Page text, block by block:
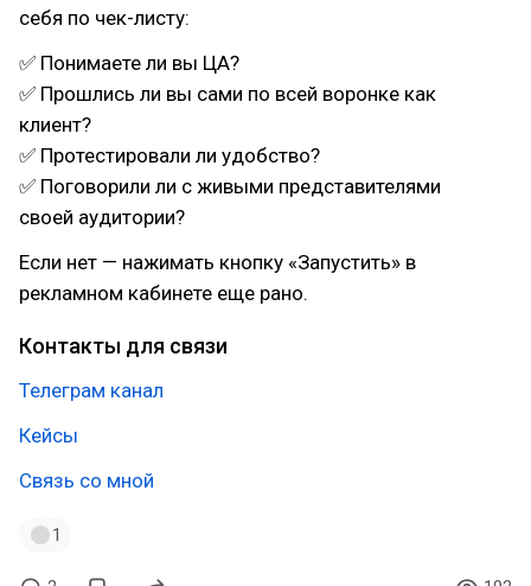
себя по чек-листу:
✅ Понимаете ли вы ЦА?
✅ Прошлись ли вы сами по всей воронке как
клиент?
✅ Протестировали ли удобство?
✅ Поговорили ли с живыми представителями
своей аудитории?
Если нет — нажимать кнопку «Запустить» в
рекламном кабинете еще рано.
Контакты для связи
Телеграм канал
Кейсы
Связь со мной
1